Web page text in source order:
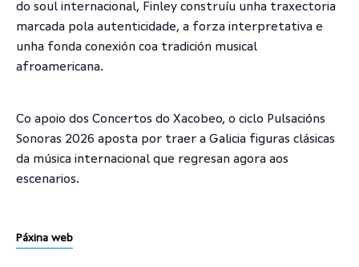
do soul internacional, Finley construíu unha traxectoria
marcada pola autenticidade, a forza interpretativa e
unha fonda conexión coa tradición musical
afroamericana.
Co apoio dos Concertos do Xacobeo, o ciclo Pulsacións
Sonoras 2026 aposta por traer a Galicia figuras clásicas
da música internacional que regresan agora aos
escenarios.
Páxina web